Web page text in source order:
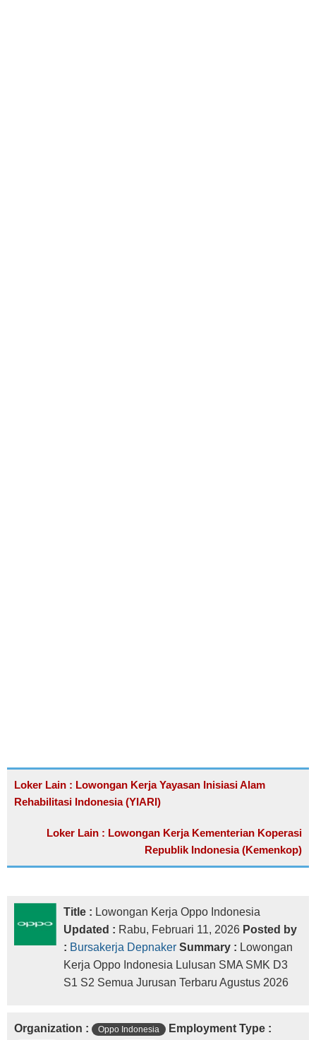
Loker Lain : Lowongan Kerja Yayasan Inisiasi Alam
Rehabilitasi Indonesia (YIARI)
Loker Lain : Lowongan Kerja Kementerian Koperasi
Republik Indonesia (Kemenkop)
Title : Lowongan Kerja Oppo Indonesia
Updated : Rabu, Februari 11, 2026 Posted by
: Bursakerja Depnaker Summary : Lowongan
Kerja Oppo Indonesia Lulusan SMA SMK D3
S1 S2 Semua Jurusan Terbaru Agustus 2026
Organization : Oppo Indonesia Employment Type :